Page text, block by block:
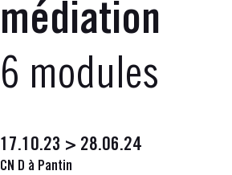
médiation
6 modules
17.10.23 > 28.06.24
CN D à Pantin